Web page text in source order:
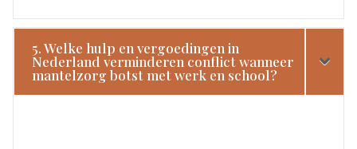
5. Welke hulp en vergoedingen in
Nederland verminderen conflict wanneer
mantelzorg botst met werk en school?